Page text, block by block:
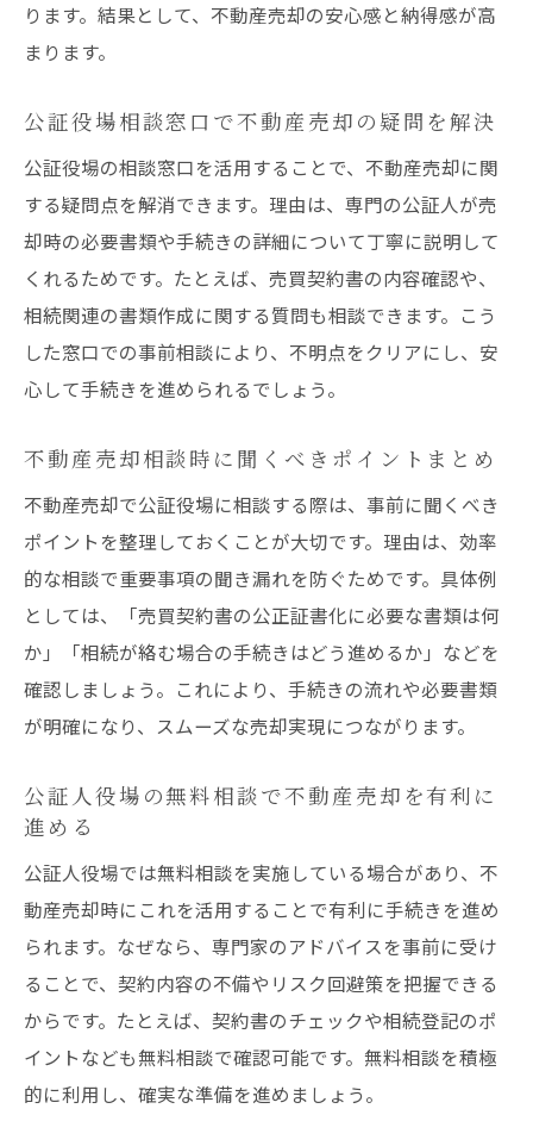
ります。結果として、不動産売却の安心感と納得感が高
まります。
公証役場相談窓口で不動産売却の疑問を解決
公証役場の相談窓口を活用することで、不動産売却に関
する疑問点を解消できます。理由は、専門の公証人が売
却時の必要書類や手続きの詳細について丁寧に説明して
くれるためです。たとえば、売買契約書の内容確認や、
相続関連の書類作成に関する質問も相談できます。こう
した窓口での事前相談により、不明点をクリアにし、安
心して手続きを進められるでしょう。
不動産売却相談時に聞くべきポイントまとめ
不動産売却で公証役場に相談する際は、事前に聞くべき
ポイントを整理しておくことが大切です。理由は、効率
的な相談で重要事項の聞き漏れを防ぐためです。具体例
としては、「売買契約書の公正証書化に必要な書類は何
か」「相続が絡む場合の手続きはどう進めるか」などを
確認しましょう。これにより、手続きの流れや必要書類
が明確になり、スムーズな売却実現につながります。
公証人役場の無料相談で不動産売却を有利に
進める
公証人役場では無料相談を実施している場合があり、不
動産売却時にこれを活用することで有利に手続きを進め
られます。なぜなら、専門家のアドバイスを事前に受け
ることで、契約内容の不備やリスク回避策を把握できる
からです。たとえば、契約書のチェックや相続登記のポ
イントなども無料相談で確認可能です。無料相談を積極
的に利用し、確実な準備を進めましょう。